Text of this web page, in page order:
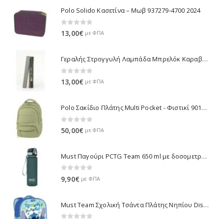
Polo Solido Κασετίνα – Μωβ 937279-4700 2024
0out of 5
13,00€ με ΦΠΑ
Γεραλής Στρογγυλή Λαμπάδα Μπρελόκ Καραβάκι - Μπλε 114-2 2025
0out of 5
13,00€ με ΦΠΑ
Polo Σακίδιο Πλάτης Multi Pocket - Φιστικί 901064-6900 2025
50,00€ με ΦΠΑ
Must Παγούρι PCTG Team 650 ml με δοσομετρητή - Πράσινο 000586433-1
9,90€ με ΦΠΑ
Must Team Σχολική Τσάντα Πλάτης Νηπίου Disney Stitch Trouble Maker 3D - Γαλάζιο 000564815 2025